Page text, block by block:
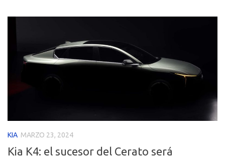
KIA MARZO 23, 2024
Kia K4: el sucesor del Cerato será